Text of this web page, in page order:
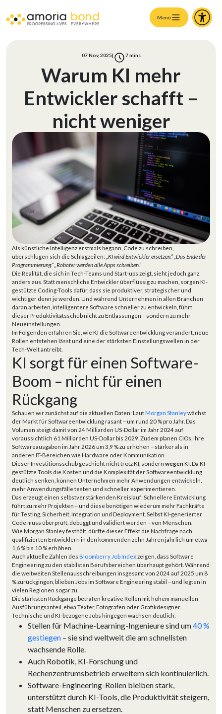
Menü
07 Nov, 2025| 7mins
Warum KI mehr
Entwickler schafft –
nicht weniger
Als künstliche Intelligenz erstmals begann, Code zu schreiben,
überschlugen sich die Schlagzeilen: „KI wird Entwickler ersetzen.“„Das Ende der
Programmierung.“„Roboter werden alle Apps schreiben.“
Die Realität, die sich in Tech-Teams und Start-ups zeigt, sieht jedoch ganz
anders aus. Statt menschliche Entwickler überflüssig zu machen, sorgen KI-
gestützte Coding-Tools dafür, dass sie produktiver, strategischer und
wichtiger denn je werden. Und während Unternehmen in allen Branchen
daran arbeiten, intelligentere Software schneller zu entwickeln, führt
dieser Produktivitätsschub nicht zu Entlassungen – sondern zu mehr
Neueinstellungen.
Im Folgenden erfahren Sie, wie KI die Softwareentwicklung verändert, neue
Rollen entstehen lässt und eine der stärksten Einstellungswellen in der
Tech-Welt antreibt.
KI sorgt für einen Software-
Boom – nicht für einen
Rückgang
Schauen wir zunächst auf die aktuellen Daten: LautMorgan Stanleywächst
der Markt für Softwareentwicklung rasant – um rund 20 % pro Jahr. Das
Volumen steigt damit von 24 Milliarden US-Dollar im Jahr 2024 auf
voraussichtlich 61 Milliarden US-Dollar bis 2029. Zudem planen CIOs, ihre
Softwareausgaben im Jahr 2026 um 3,9 % zu erhöhen – stärker als in
anderen IT-Bereichen wie Hardware oder Kommunikation.
Dieser Investitionsschub geschieht nicht trotz KI, sondern wegenKI. Da KI-
gestützte Tools die Kosten und die Komplexität der Softwareentwicklung
deutlich senken, können Unternehmen mehr Anwendungen entwickeln,
mehr Anwendungsfälle testen und schneller experimentieren.
Das erzeugt einen selbstverstärkenden Kreislauf: Schnellere Entwicklung
führt zu mehr Projekten – und diese benötigen wiederum mehr Fachkräfte
für Testing, Sicherheit, Integration und Deployment. Selbst KI-generierter
Code muss überprüft, debuggt und validiert werden – von Menschen.
Wie Morgan Stanley festhält, dürfte dieser Effekt die Nachfrage nach
qualifizierten Entwicklern in den kommenden zehn Jahren jährlich um etwa
1,6 % bis 10 % erhöhen.
Auch aktuelle Zahlen des Bloomberry Job Indexzeigen, dass Software
Engineering zu den stabilsten Berufsbereichen überhaupt gehört. Während
die weltweiten Stellenausschreibungen insgesamt von 2024 auf 2025 um 8
% zurückgingen, blieben Jobs im Software Engineering stabil – und legten in
vielen Regionen sogar zu.
Die stärksten Rückgänge betrafen kreative Rollen mit hohem manuellen
Ausführungsanteil, etwa Texter, Fotografen oder Grafikdesigner.
Technische und KI-bezogene Jobs hingegen wachsen deutlich:
Stellen für Machine-Learning-Ingenieure sind um40 %
gestiegen – sie sind weltweit die am schnellsten
wachsende Rolle.
Auch Robotik, KI-Forschung und
Rechenzentrumsbetrieb erweitern sich kontinuierlich.
Software-Engineering-Rollen bleiben stark,
unterstützt durch KI-Tools, die Produktivität steigern,
statt Menschen zu ersetzen.